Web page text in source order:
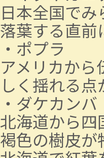
日本全国で
落葉する直前
・ポプラ
アメリカか
しく揺れる
・ダケカンバ
北海道から四
褐色の樹皮が